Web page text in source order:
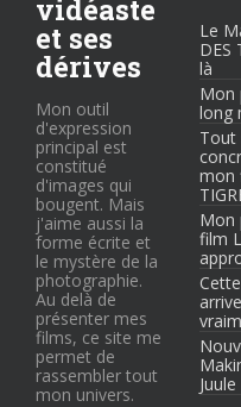
vidéaste
et ses
dérives
Mon outil
d'expression
principal est
constitué
d'images qui
bougent. Mais
j'aime aussi la
forme écrite et
le mystère de la
photographie.
Au delà de
présenter mes
films, ce site me
permet de
rassembler tout
mon univers.
Le
DES
là
Mon
long
Tout
mon
Mon
film
Juule